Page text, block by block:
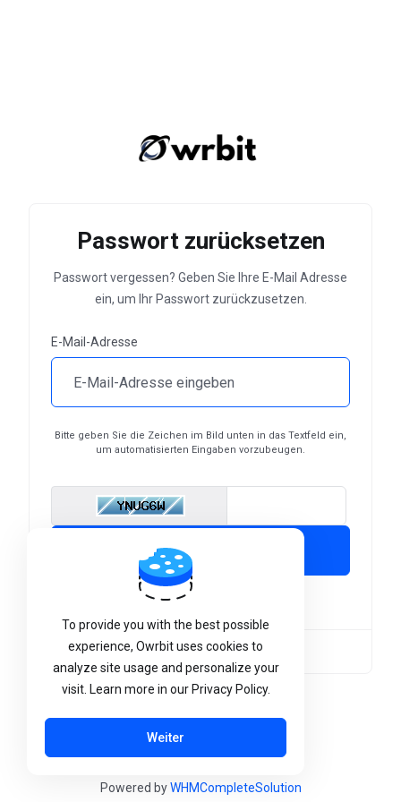
Passwort zurücksetzen
Passwort vergessen? Geben Sie Ihre E-Mail Adresse
ein, um Ihr Passwort zurückzusetzen.
E-Mail-Adresse
Bitte geben Sie die Zeichen im Bild unten in das Textfeld ein,
um automatisierten Eingaben vorzubeugen.
Senden
Noch kein Kunde?
Sprache:Deutsch
Powered byWHMCompleteSolution
To provide you with the best possible
experience, Owrbit uses cookies to
analyze site usage and personalize your
visit. Learn more in our Privacy Policy.
Weiter